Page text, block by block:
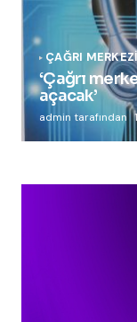
ÇAĞRI
‘Çağrı
açacak’
admin tarafından